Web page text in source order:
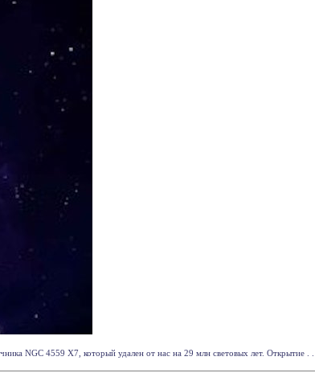
NGC 4559 X7, который удален от нас на 29 млн световых лет. Открытие . . .